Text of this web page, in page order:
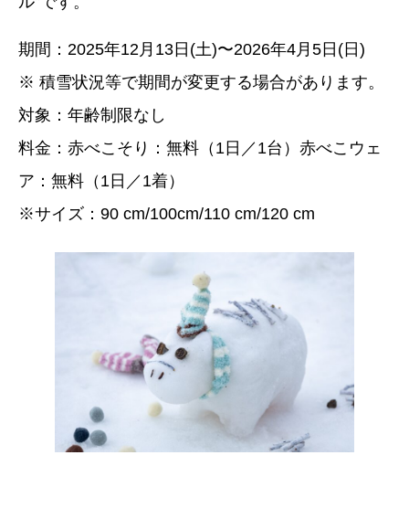
期間：2025年12月13日(土)〜2026年4月5日(日)
※ 積雪状況等で期間が変更する場合があります。
対象：年齢制限なし
料金：赤べこそり：無料（1日／1台）赤べこウェ
ア：無料（1日／1着）
※サイズ：90 cm/100cm/110 cm/120 cm